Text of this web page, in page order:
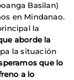
Basilan)
en Mindanao.
la
aborde la
la situación
que lo
a lo